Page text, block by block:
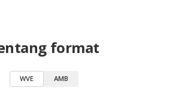
format
WVE AMB